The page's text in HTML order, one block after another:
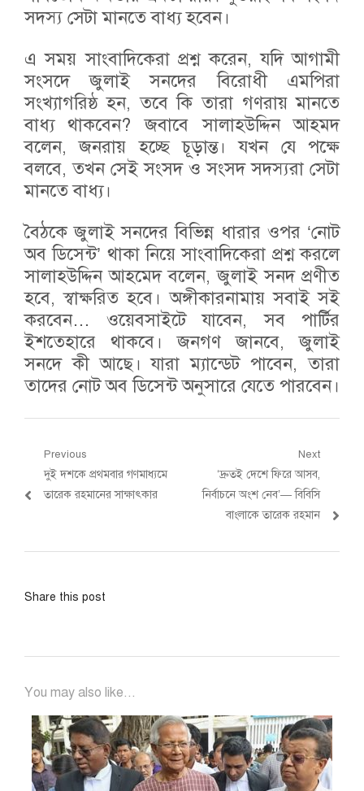
সদস্য সেটা মানতে বাধ্য হবেন।
এ সময় সাংবাদিকেরা প্রশ্ন করেন, যদি আগামী
সংসদে জুলাই সনদের বিরোধী এমপিরা
সংখ্যাগরিষ্ঠ হন, তবে কি তারা গণরায় মানতে
বাধ্য থাকবেন? জবাবে সালাহউদ্দিন আহমদ
বলেন, জনরায় হচ্ছে চূড়ান্ত। যখন যে পক্ষে
বলবে, তখন সেই সংসদ ও সংসদ সদস্যরা সেটা
মানতে বাধ্য।
বৈঠকে জুলাই সনদের বিভিন্ন ধারার ওপর ‘নোট
অব ডিসেন্ট’ থাকা নিয়ে সাংবাদিকেরা প্রশ্ন করলে
সালাহউদ্দিন আহমেদ বলেন, জুলাই সনদ প্রণীত
হবে, স্বাক্ষরিত হবে। অঙ্গীকারনামায় সবাই সই
করবেন… ওয়েবসাইটে যাবেন, সব পার্টির
ইশতেহারে থাকবে। জনগণ জানবে, জুলাই
সনদে কী আছে। যারা ম্যান্ডেট পাবেন, তারা
তাদের নোট অব ডিসেন্ট অনুসারে যেতে পারবেন।
Post
navigation
Previous
Previous
post:
দুই দশকে প্রথমবার গণমাধ্যমে
তারেক রহমানের সাক্ষাৎকার
Next
Next
post:
‘দ্রুতই দেশে ফিরে আসব,
নির্বাচনে অংশ নেব’— বিবিসি
বাংলাকে তারেক রহমান
Share this post
You may also like...